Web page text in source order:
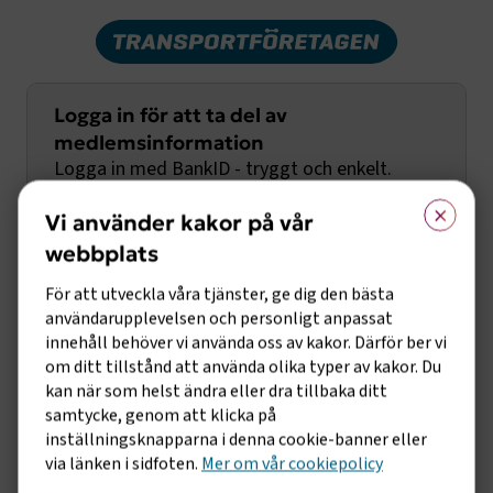
Logga in för att ta del av
medlemsinformation
Logga in med BankID - tryggt och enkelt.
Första gången behöver du fylla i
företagsuppgifter så vi kan koppla din inloggning
med rätt företag och ditt medlemskap.
Logga in med BankID
Logga in med användarnamn och lösenord
×
Vi använder kakor på vår
webbplats
För att utveckla våra tjänster, ge dig den bästa
användarupplevelsen och personligt anpassat
innehåll behöver vi använda oss av kakor. Därför ber vi
om ditt tillstånd att använda olika typer av kakor. Du
kan när som helst ändra eller dra tillbaka ditt
samtycke, genom att klicka på
inställningsknapparna i denna cookie-banner eller
via länken i sidfoten.Mer om vår cookiepolicy